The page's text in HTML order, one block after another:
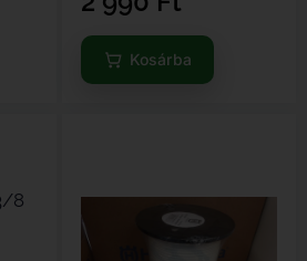
Kosárba